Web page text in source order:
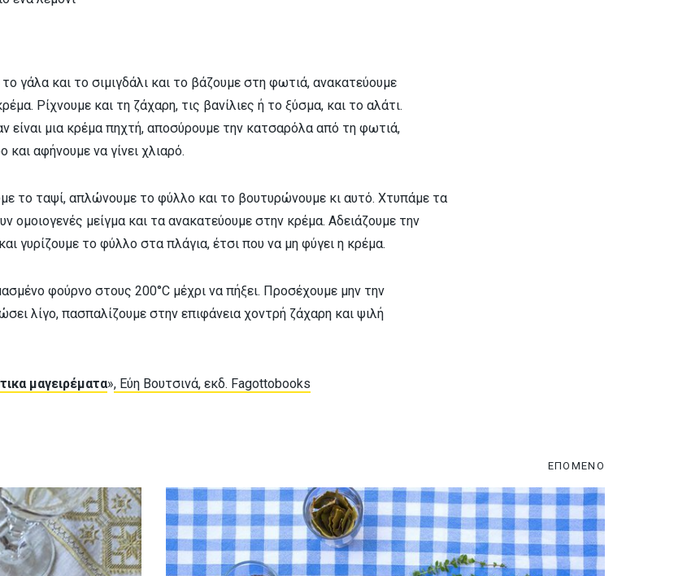
γάλα και το σιμιγδάλι και το βάζουμε στη φωτιά, ανακατεύουμε
Ρίχνουμε και τη ζάχαρη, τις βανίλιες ή το ξύσμα, και το αλάτι.
είναι μια κρέμα πηχτή, αποσύρουμε την κατσαρόλα από τη φωτιά,
αφήνουμε να γίνει χλιαρό.
το ταψί, απλώνουμε το φύλλο και το βουτυρώνουμε κι αυτό. Χτυπάμε τα
ομοιογενές μείγμα και τα ανακατεύουμε στην κρέμα. Αδειάζουμε την
γυρίζουμε το φύλλο στα πλάγια, έτσι που να μη φύγει η κρέμα.
φούρνο στους 200°C μέχρι να πήξει. Προσέχουμε μην την
λίγο, πασπαλίζουμε στην επιφάνεια χοντρή ζάχαρη και ψιλή
μαγειρέματα», Εύη Βουτσινά, εκδ. Fagottobooks
ΕΠΟΜΕΝΟ